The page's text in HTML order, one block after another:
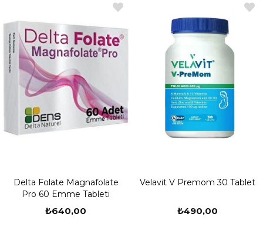
Delta Folate Magnafolate
Pro 60 Emme Tableti
₺640,00
Velavit V Premom 30 Tablet
₺490,00